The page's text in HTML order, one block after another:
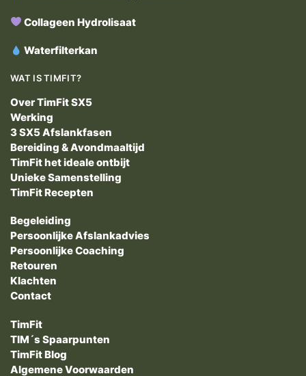
Collageen Hydrolisaat
Waterfilterkan
WAT IS TIMFIT?
Over TimFit SX5
Werking
3 SX5 Afslankfasen
Bereiding & Avondmaaltijd
TimFit het ideale ontbijt
Unieke Samenstelling
TimFit Recepten
Begeleiding
Persoonlijke Afslankadvies
Persoonlijke Coaching
Retouren
Klachten
Contact
TimFit
TIM´s Spaarpunten
TimFit Blog
Algemene Voorwaarden